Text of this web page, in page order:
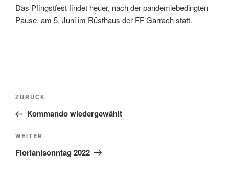
Das Pfingstfest findet heuer, nach der pandemiebedingten
Pause, am 5. Juni im Rüsthaus der FF Garrach statt.
Beitragsnavigation
Vorheriger
Beitrag
ZURÜCK
Kommando wiedergewählt
Nächster
Beitrag
WEITER
Florianisonntag 2022